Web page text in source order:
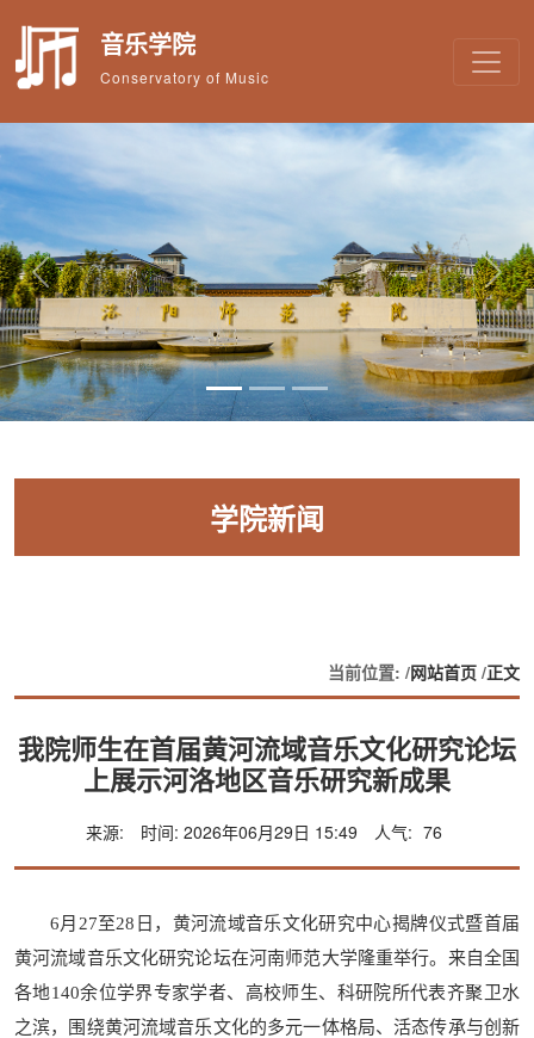
音乐学院
Conservatory of Music
Previous Next
学院新闻
当前位置: /网站首页 /正文
我院师生在首届黄河流域音乐文化研究论坛
上展示河洛地区音乐研究新成果
来源: 时间: 2026年06月29日 15:49 人气: 76
6月27至28日，黄河流域音乐文化研究中心揭牌仪式暨首届
黄河流域音乐文化研究论坛在河南师范大学隆重举行。来自全国
各地140余位学界专家学者、高校师生、科研院所代表齐聚卫水
之滨，围绕黄河流域音乐文化的多元一体格局、活态传承与创新